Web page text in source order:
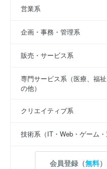
営業系
企画・事務・管理系
販売・サービス系
専門サービス系（医療、福
の他）
クリエイティブ系
技術系（IT・Web・ゲーム・
会員登録（無料